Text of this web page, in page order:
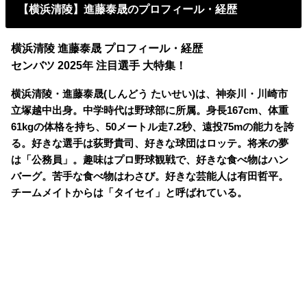
【横浜清陵】進藤泰晟のプロフィール・経歴
横浜清陵 進藤泰晟 プロフィール・経歴
センバツ 2025年 注目選手 大特集！
横浜清陵・進藤泰晟(しんどう たいせい)は、神奈川・川崎市
立塚越中出身。中学時代は野球部に所属。身長167cm、体重
61kgの体格を持ち、50メートル走7.2秒、遠投75mの能力を誇
る。好きな選手は荻野貴司、好きな球団はロッテ。将来の夢
は「公務員」。趣味はプロ野球観戦で、好きな食べ物はハン
バーグ。苦手な食べ物はわさび。好きな芸能人は有田哲平。
チームメイトからは「タイセイ」と呼ばれている。